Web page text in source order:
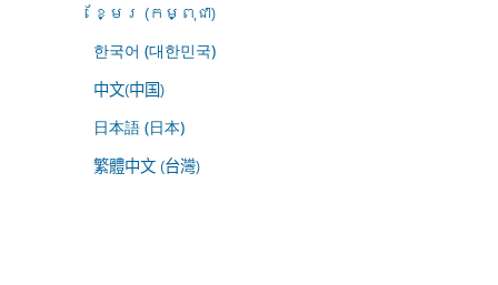
ខ្មែរ (កម្ពុជា)
한국어 (대한민국)
中文(中国)
日本語 (日本)
繁體中文 (台灣)